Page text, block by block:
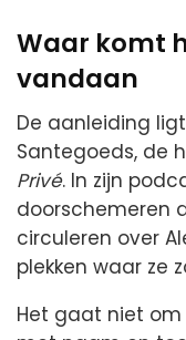
Waar komt
vandaan
De aanleiding
Santegoeds, de
Privé. In zijn
doorschemeren
circuleren over
plekken waar ze
Het gaat niet